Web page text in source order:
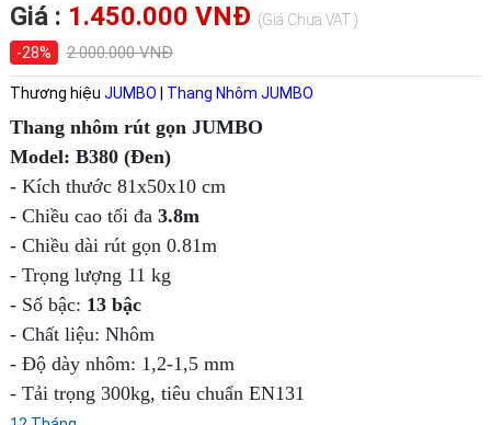
Giá : 1.450.000 VNĐ (Giá Chưa VAT )
-28%
2.000.000 VNĐ
Thương hiệu JUMBO Thang Nhôm JUMBO
Thang nhôm rút gọn JUMBO
Model: B380 (Đen)
- Kích thước 81x50x10 cm
- Chiều cao tối đa 3.8m
- Chiều dài rút gọn 0.81m
- Trọng lượng 11 kg
- Số bậc: 13 bậc
- Chất liệu: Nhôm
- Độ dày nhôm: 1,2-1,5 mm
- Tải trọng 300kg, tiêu chuẩn EN131